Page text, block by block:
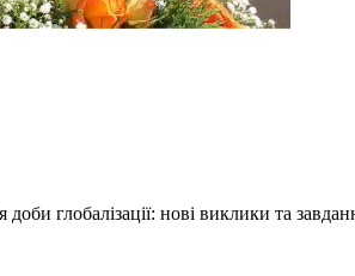
глобалізації: нові виклики та